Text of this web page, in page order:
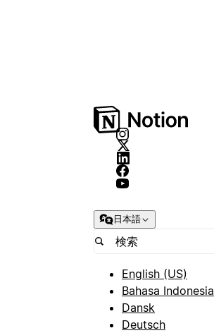
日本語
English (US)
Bahasa Indonesia
Dansk
Deutsch